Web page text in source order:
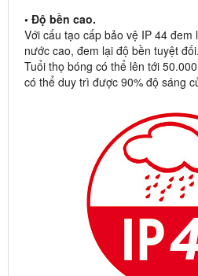
• Độ bền cao.
Với cấu tạo cấp bảo vệ IP 44
nước cao, đem lại độ bền tuyệt đối.
Tuổi thọ bóng có thể lên tới
có thể duy trì được 90% độ sáng